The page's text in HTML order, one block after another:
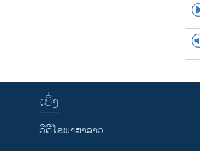
ເບິ່ງ
ວີດີໂອພາສາລາວ